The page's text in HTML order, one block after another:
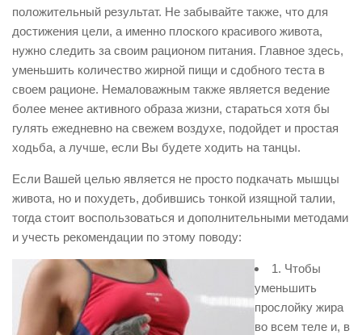
положительный результат. Не забывайте также, что для
достижения цели, а именно плоского красивого живота,
нужно следить за своим рационом питания. Главное здесь,
уменьшить количество жирной пищи и сдобного теста в
своем рационе. Немаловажным также является ведение
более менее активного образа жизни, стараться хотя бы
гулять ежедневно на свежем воздухе, подойдет и простая
ходьба, а лучше, если Вы будете ходить на танцы.
Если Вашей целью является не просто подкачать мышцы
живота, но и похудеть, добившись тонкой изящной талии,
тогда стоит воспользоваться и дополнительными методами
и учесть рекомендации по этому поводу:
1. Чтобы
уменьшить
прослойку жира
во всем теле и, в